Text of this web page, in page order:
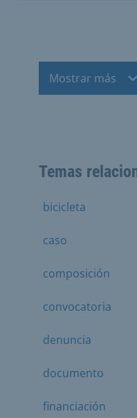
Mostrar más
Temas
bicicleta
caso
composición
convocatoria
denuncia
documento
financiación